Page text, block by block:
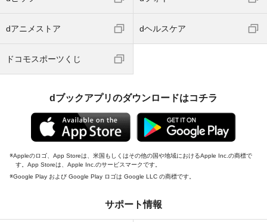
dアニメストア dヘルスケア
ドコモスポーツくじ
dブックアプリのダウンロードはコチラ
Appleのロゴ、App Storeは、米国もしくはその他の国や地域におけるApple Inc.の商標で
す。App Storeは、Apple Inc.のサービスマークです。
Google Play および Google Play ロゴは Google LLC の商標です。
サポート情報